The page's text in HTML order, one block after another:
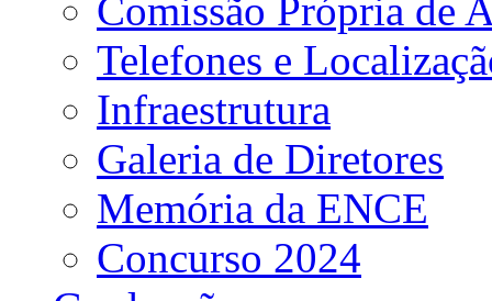
Comissão Própria de
Telefones e
Infraestrutura
Galeria de Diretores
Memória da ENCE
Concurso 2024